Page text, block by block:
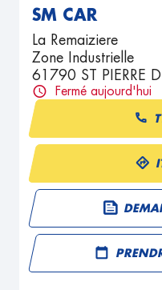
SM CAR
La Remaiziere
Zone Industrielle
61790 ST PIERRE
Fermé aujourd'hui